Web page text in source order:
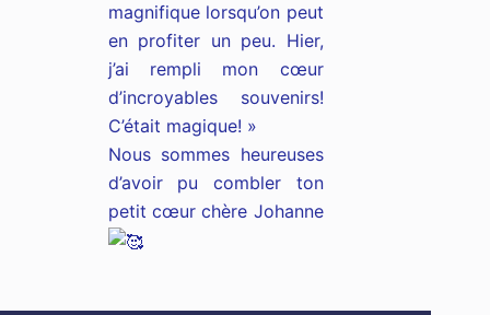
magnifique lorsqu’on peut
en profiter un peu. Hier,
j’ai rempli mon cœur
d’incroyables souvenirs!
C’était magique! »
Nous sommes heureuses
d’avoir pu combler ton
petit cœur chère Johanne